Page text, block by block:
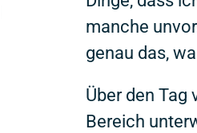
manche
genau das,
Über den Tag
Bereich